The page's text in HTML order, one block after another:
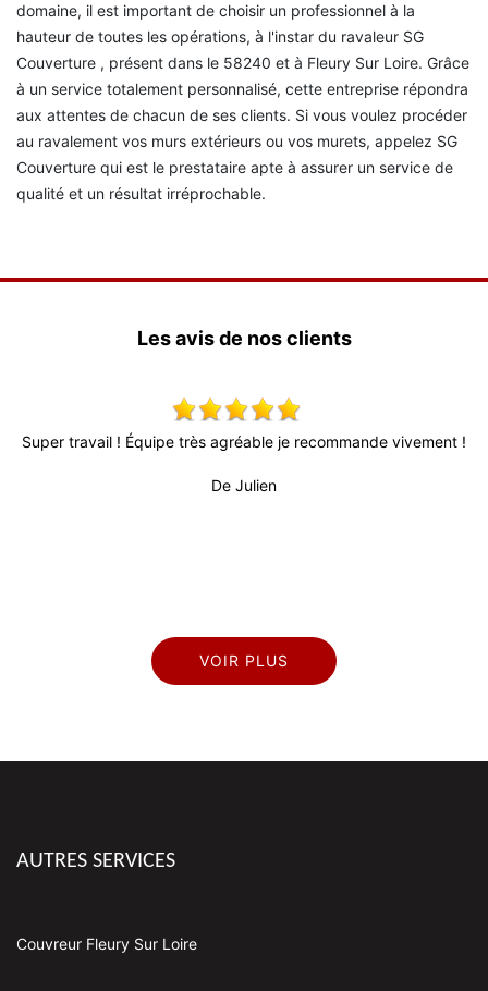
domaine, il est important de choisir un professionnel à la
hauteur de toutes les opérations, à l'instar du ravaleur SG
Couverture , présent dans le 58240 et à Fleury Sur Loire. Grâce
à un service totalement personnalisé, cette entreprise répondra
aux attentes de chacun de ses clients. Si vous voulez procéder
au ravalement vos murs extérieurs ou vos murets, appelez SG
Couverture qui est le prestataire apte à assurer un service de
qualité et un résultat irréprochable.
Les avis de nos clients
Super travail ! Équipe très agréable je recommande vivement !
De Julien
VOIR PLUS
AUTRES SERVICES
Couvreur Fleury Sur Loire